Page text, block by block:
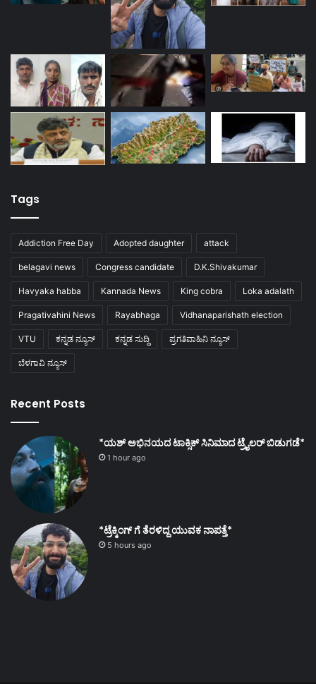
Tags
Addiction Free Day Adopted daughter attack
belagavi news Congress candidate D.K.Shivakumar
Havyaka habba Kannada News King cobra Loka adalath
Pragativahini News Rayabhaga Vidhanaparishath election
VTU ಕನ್ನಡ ನ್ಯೂಸ್ ಕನ್ನಡ ಸುದ್ದಿ ಪ್ರಗತಿವಾಹಿನಿ ನ್ಯೂಸ್
ಬೆಳಗಾವಿ ನ್ಯೂಸ್
Recent Posts
*ಯಶ್ ಅಭಿನಯದ ಟಾಕ್ಸಿಕ್ ಸಿನಿಮಾದ ಟ್ರೈಲರ್ ಬಿಡುಗಡೆ*
1 hour ago
*ಟ್ರೆಕ್ಕಿಂಗ್ ಗೆ ತೆರಳಿದ್ದ ಯುವಕ ನಾಪತ್ತೆ*
5 hours ago